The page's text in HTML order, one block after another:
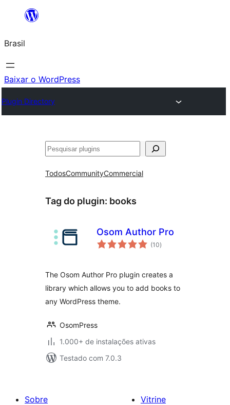
o
conteúdo
Brasil
Baixar o WordPress
Plugin Directory
Pesquisar
TodosCommunityCommercial
Tag do plugin: books
Osom Author Pro
(10total
de
)
The Osom Author Pro plugin creates a
library which allows you to add books to
any WordPress theme.
OsomPress
1.000+ de instalações ativas
Testado com 7.0.3
Sobre
Vitrine